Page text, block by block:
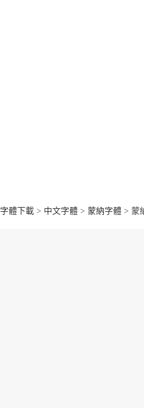
字體下載 > 中文字體 > 蒙納字體 > 蒙